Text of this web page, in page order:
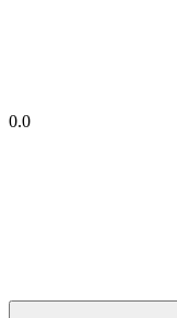
0.0